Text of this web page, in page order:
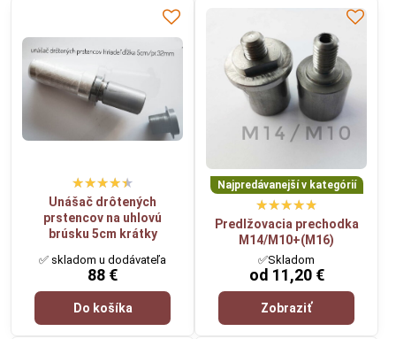
Unášač drôtených
prstencov na uhlovú
brúsku 5cm krátky
✅ skladom u dodávateľa
88 €
Do košíka
Najpredávanejší v kategórií
Predlžovacia prechodka
M14/M10+(M16)
✅Skladom
od 11,20 €
Zobraziť